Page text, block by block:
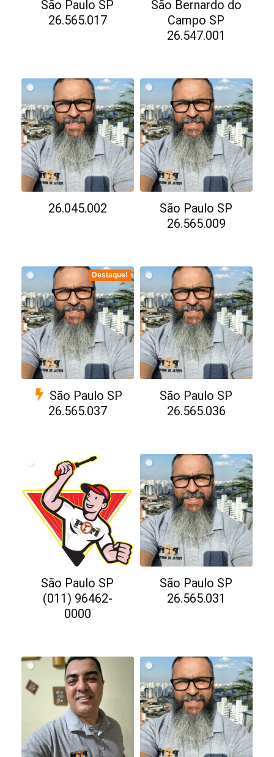
São Paulo SP
26.565.017
São Bernardo do
Campo SP
26.547.001
26.045.002
São Paulo SP
26.565.009
Destaque!
São Paulo SP
26.565.037
São Paulo SP
26.565.036
São Paulo SP
(011) 96462-
0000
São Paulo SP
26.565.031